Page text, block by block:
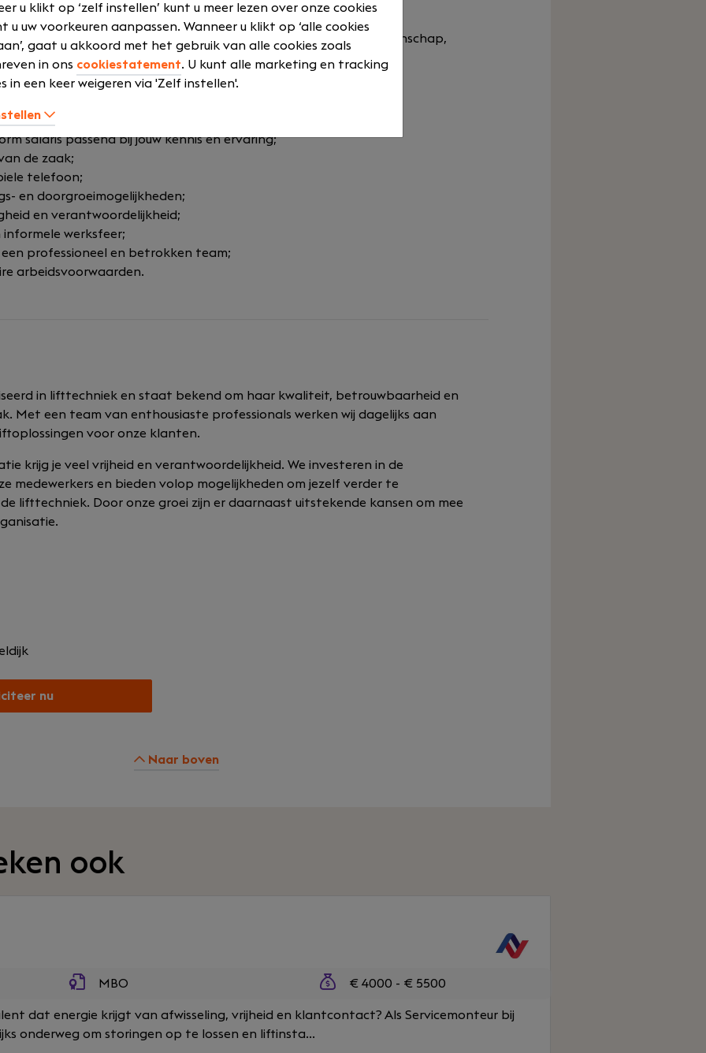
kans om te werken binnen een groeiende organisatie waar vakmanschap,
centraal staan.
en uitdagende functie binnen de lifttechniek;
salaris passend bij jouw kennis en ervaring;
de zaak;
telefoon;
en doorgroeimogelijkheden;
en verantwoordelijkheid;
informele werksfeer;
professioneel en betrokken team;
arbeidsvoorwaarden.
in lifttechniek en staat bekend om haar kwaliteit, betrouwbaarheid en
Met een team van enthousiaste professionals werken wij dagelijks aan
voor onze klanten.
krijg je veel vrijheid en verantwoordelijkheid. We investeren in de
medewerkers en bieden volop mogelijkheden om jezelf verder te
lifttechniek. Door onze groei zijn er daarnaast uitstekende kansen om mee
nu
Naar boven
ook
MBO € 4000 - € 5500
dat energie krijgt van afwisseling, vrijheid en klantcontact? Als Servicemonteur bij
onderweg om storingen op te lossen en liftinsta...
u klikt op ‘zelf instellen’ kunt u meer lezen over onze cookies
u uw voorkeuren aanpassen. Wanneer u klikt op ‘alle cookies
gaat u akkoord met het gebruik van alle cookies zoals
in ons cookiestatement. U kunt alle marketing en tracking
in een keer weigeren via 'Zelf instellen'.